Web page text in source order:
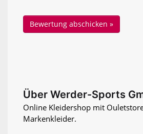
Über Werder-Sports
Online Kleidershop mit
Markenkleider.